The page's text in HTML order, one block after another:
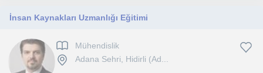
İnsan Kaynakları Uzmanlığı Eğitimi
Mühendislik
Adana Sehri, Hidirli (Ad...